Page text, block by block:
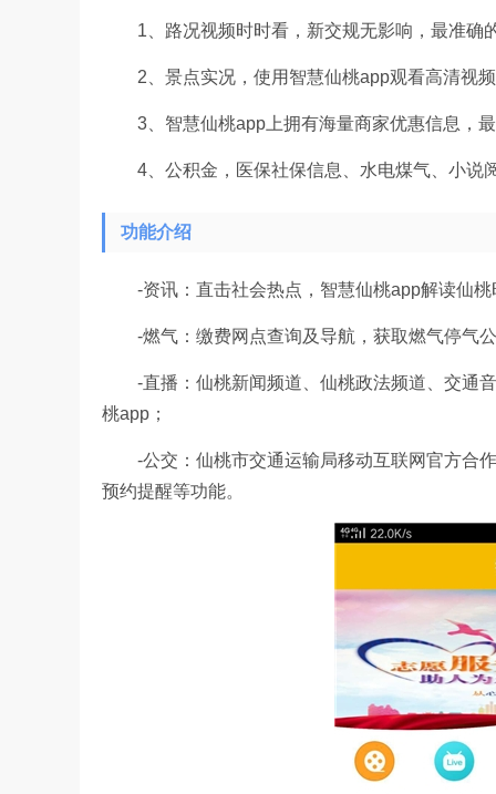
1、路况视频时时看，新交规无影响，最准确
2、景点实况，使用智慧仙桃app观看高清视频
3、智慧仙桃app上拥有海量商家优惠信息，最
4、公积金，医保社保信息、水电煤气、小说
功能介绍
-资讯：直击社会热点，智慧仙桃app解读仙桃
-燃气：缴费网点查询及导航，获取燃气停气
-直播：仙桃新闻频道、仙桃政法频道、交通音
桃app；
-公交：仙桃市交通运输局移动互联网官方合作
预约提醒等功能。